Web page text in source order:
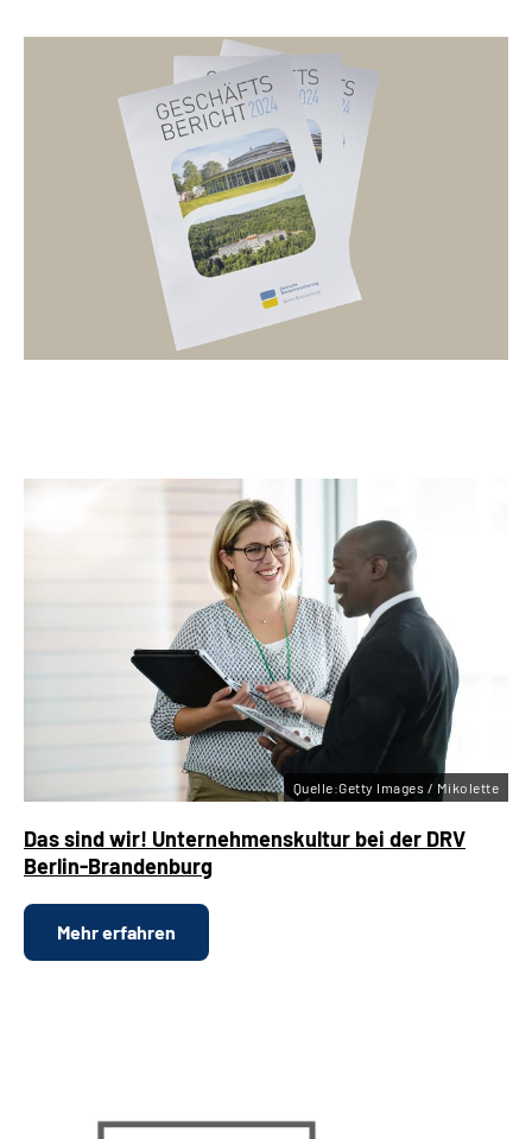
Das sind wir! Unternehmenskultur bei der DRV
Berlin-Brandenburg
Mehr erfahren
Quelle:Getty Images / Mikolette